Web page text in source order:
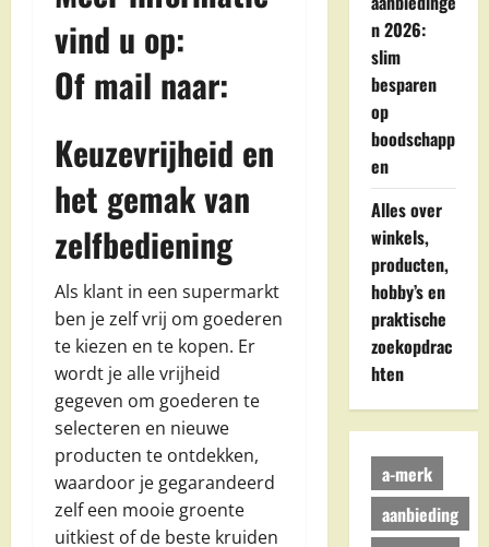
vind u op:
Of mail naar:
Keuzevrijheid en
het gemak van
zelfbediening
Als klant in een supermarkt
ben je zelf vrij om goederen
te kiezen en te kopen. Er
wordt je alle vrijheid
gegeven om goederen te
selecteren en nieuwe
producten te ontdekken,
waardoor je gegarandeerd
zelf een mooie groente
uitkiest of de beste kruiden
n 2026:
slim
besparen
op
boodschapp
en
Alles over
winkels,
producten,
hobby’s en
praktische
zoekopdrac
hten
a-merk
aanbieding